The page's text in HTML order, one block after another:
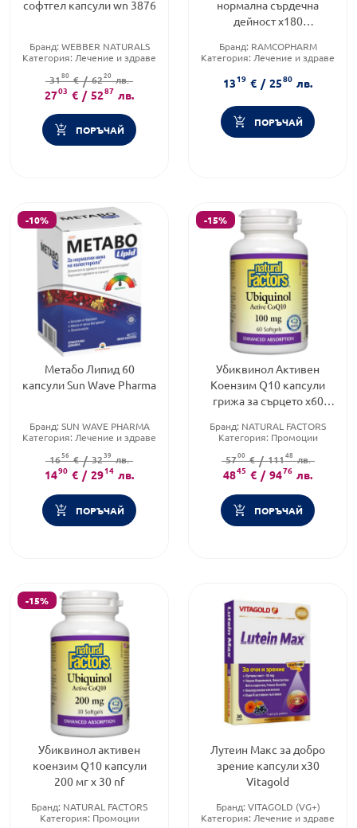
софтгел капсули wn 3876
Бранд: WEBBER NATURALS
Категория: Лечение и здраве
3180 € / 6220 лв.
2703 € / 5287 лв.
ПОРЪЧАЙ
нормална сърдечна
дейност x180
Бранд: RAMCOPHARM
Категория: Лечение и здраве
1319 € / 2580 лв.
ПОРЪЧАЙ
-10%
Метабо Липид 60
капсули Sun Wave Pharma
Бранд: SUN WAVE PHARMA
Категория: Лечение и здраве
1656 € / 3239 лв.
1490 € / 2914 лв.
ПОРЪЧАЙ
-15%
Убиквинол Активен
Коензим Q10 капсули
грижа за сърцето x60
Бранд: NATURAL FACTORS
Категория: Промоции
5700€ / 11148лв.
4845 € / 9476 лв.
ПОРЪЧАЙ
-15%
Убиквинол активен
коензим Q10 капсули
200 мг х 30 nf
Бранд: NATURAL FACTORS
Категория: Промоции
Лутеин Макс за добро
зрение капсули х30
Vitagold
Бранд: VITAGOLD (VG+)
Категория: Лечение и здраве